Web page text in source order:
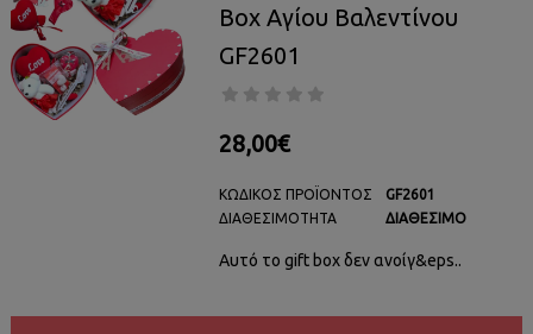
Box Αγίου Βαλεντίνου
GF2601
28,00€
ΚΩΔΙΚΌΣ ΠΡΟΪΌΝΤΟΣ
ΔΙΑΘΕΣΙΜΌΤΗΤΑ
GF2601
ΔΙΑΘΈΣΙΜΟ
Αυτό το gift box δεν ανοίγ&eps..